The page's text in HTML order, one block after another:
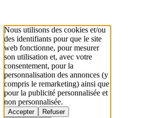
Nous utilisons des cookies et/ou
des identifiants pour que le site
web fonctionne, pour mesurer
son utilisation et, avec votre
consentement, pour la
personnalisation des annonces (y
compris le remarketing) ainsi que
pour la publicité personnalisée et
non personnalisée.
Accepter
Refuser